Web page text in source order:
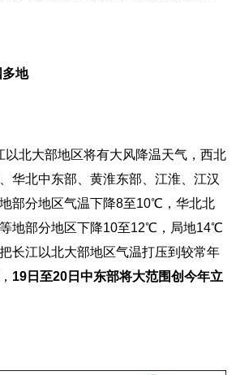
地
以北大部地区将有大风降温天气，西北
华北中东部、黄淮东部、江淮、江汉
部分地区气温下降8至10℃，华北北
地部分地区下降10至12℃，局地14℃
长江以北大部地区气温打压到较常年
19日至20日中东部将大范围创今年立